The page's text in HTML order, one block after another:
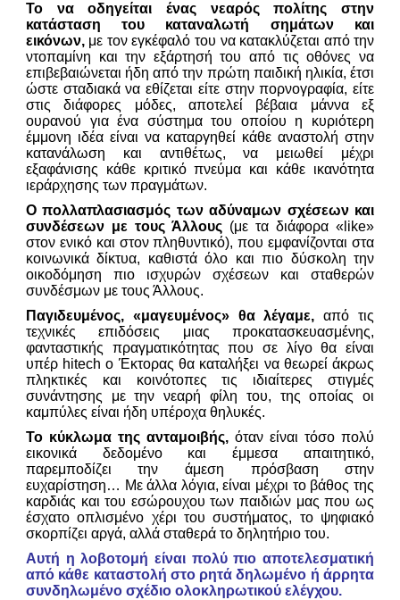
Το να οδηγείται ένας νεαρός πολίτης στην
κατάσταση του καταναλωτή σημάτων και
εικόνων,με τον εγκέφαλό του να κατακλύζεται από την
ντοπαμίνη και την εξάρτησή του από τις οθόνες να
επιβεβαιώνεται ήδη από την πρώτη παιδική ηλικία, έτσι
ώστε σταδιακά να εθίζεται είτε στην πορνογραφία, είτε
στις διάφορες μόδες, αποτελεί βέβαια μάννα εξ
ουρανού για ένα σύστημα του οποίου η κυριότερη
έμμονη ιδέα είναι να καταργηθεί κάθε αναστολή στην
κατανάλωση και αντιθέτως, να μειωθεί μέχρι
εξαφάνισης κάθε κριτικό πνεύμα και κάθε ικανότητα
ιεράρχησης των πραγμάτων.
Ο πολλαπλασιασμός των αδύναμων σχέσεων και
συνδέσεων με τους Άλλους (με τα διάφορα «like»
στον ενικό και στον πληθυντικό), που εμφανίζονται στα
κοινωνικά δίκτυα, καθιστά όλο και πιο δύσκολη την
οικοδόμηση πιο ισχυρών σχέσεων και σταθερών
συνδέσμων με τους Άλλους.
Παγιδευμένος, «μαγευμένος» θα λέγαμε, από τις
τεχνικές επιδόσεις μιας προκατασκευασμένης,
φανταστικής πραγματικότητας που σε λίγο θα είναι
υπέρ hitech ο Έκτορας θα καταλήξει να θεωρεί άκρως
πληκτικές και κοινότοπες τις ιδιαίτερες στιγμές
συνάντησης με την νεαρή φίλη του, της οποίας οι
καμπύλες είναι ήδη υπέροχα θηλυκές.
Το κύκλωμα της ανταμοιβής, όταν είναι τόσο πολύ
εικονικά δεδομένο και έμμεσα απαιτητικό,
παρεμποδίζει την άμεση πρόσβαση στην
ευχαρίστηση… Με άλλα λόγια, είναι μέχρι το βάθος της
καρδιάς και του εσώρουχου των παιδιών μας που ως
έσχατο οπλισμένο χέρι του συστήματος, το ψηφιακό
σκορπίζει αργά, αλλά σταθερά το δηλητήριο του.
Αυτή η λοβοτομή είναι πολύ πιο αποτελεσματική
από κάθε καταστολή στο ρητά δηλωμένο ή άρρητα
συνδηλωμένο σχέδιο ολοκληρωτικού ελέγχου.